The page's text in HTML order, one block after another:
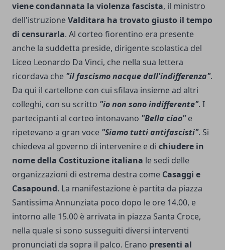
viene condannata la violenza fascista, il ministro
dell'istruzioneValditara ha trovato giusto il tempo
di censurarla. Al corteo fiorentino era presente
anche la suddetta preside, dirigente scolastica del
Liceo Leonardo Da Vinci, che nella sua lettera
ricordava che "il fascismo nacque dall'indifferenza".
Da qui il cartellone con cui sfilava insieme ad altri
colleghi, con su scritto "io non sono indifferente". I
partecipanti al corteo intonavano "Bella ciao"e
ripetevano a gran voce "Siamo tutti antifascisti". Si
chiedeva al governo di intervenire e di chiudere in
nome della Costituzione italiana le sedi delle
organizzazioni di estrema destra come Casaggi e
Casapound. La manifestazione è partita da piazza
Santissima Annunziata poco dopo le ore 14.00, e
intorno alle 15.00 è arrivata in piazza Santa Croce,
nella quale si sono susseguiti diversi interventi
pronunciati da sopra il palco. Erano presenti al